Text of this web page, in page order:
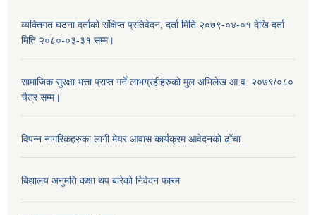
व्यक्तिगत घटना दर्ताको संक्षिप्त प्रतिवेदन, दर्ता मिति २०७९-०४-०१ देखि दर्ता
मिति २०८०-०३-३१ सम्म।
सामाजिक सुरक्षा भत्ता प्राप्त गर्ने लाभग्रहीहरुको मुल अभिलेख आ.व. २०७९/०८०
चैत्र सम्म।
विपन्न नागरिकहरुका लागी मेयर आवास कार्यक्रम आवेदनको ढाँचा
बिद्यालय अनुमति कक्षा थप बारेकाे निवेदन फारम